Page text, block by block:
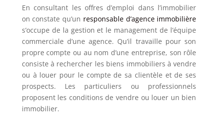
En consultant les offres d’emploi dans l’immobilier
on constate qu’un responsable d’agence immobilière
s’occupe de la gestion et le management de l’équipe
commerciale d’une agence. Qu’il travaille pour son
propre compte ou au nom d’une entreprise, son rôle
consiste à rechercher les biens immobiliers à vendre
ou à louer pour le compte de sa clientèle et de ses
prospects. Les particuliers ou professionnels
proposent les conditions de vendre ou louer un bien
immobilier.